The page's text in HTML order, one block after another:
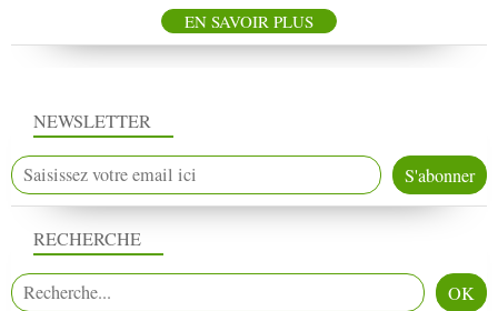
EN SAVOIR PLUS
NEWSLETTER
RECHERCHE